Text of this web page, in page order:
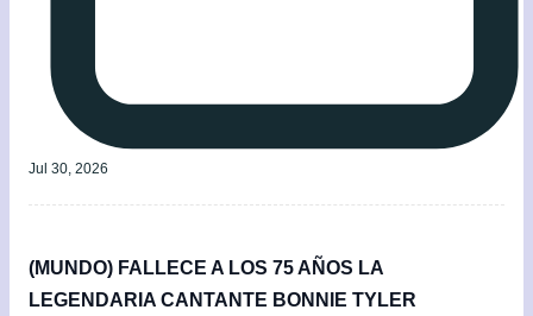
Jul 30, 2026
(MUNDO) FALLECE A LOS 75 AÑOS LA
LEGENDARIA CANTANTE BONNIE TYLER